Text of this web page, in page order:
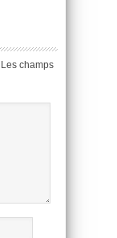
Les champs